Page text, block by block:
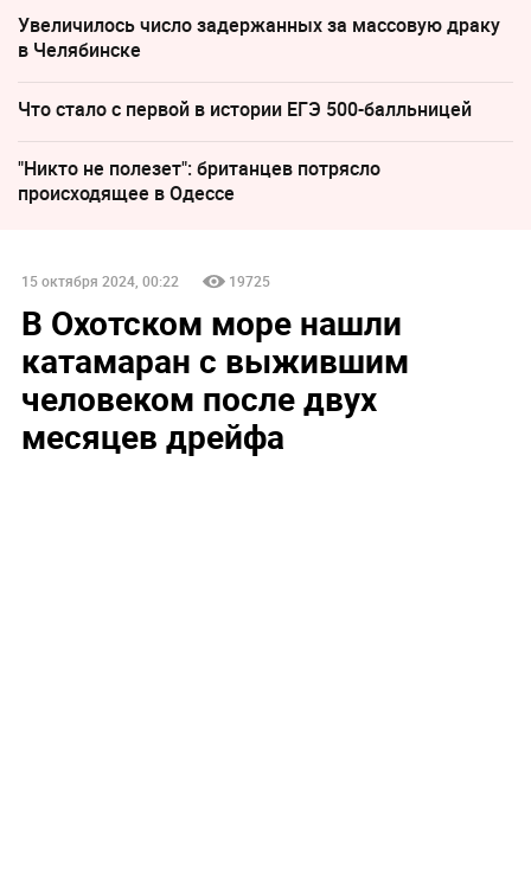
Увеличилось число задержанных за массовую драку
в Челябинске
Что стало с первой в истории ЕГЭ 500-балльницей
"Никто не полезет": британцев потрясло
происходящее в Одессе
15 октября 2024, 00:22 19725
В Охотском море нашли
катамаран с выжившим
человеком после двух
месяцев дрейфа